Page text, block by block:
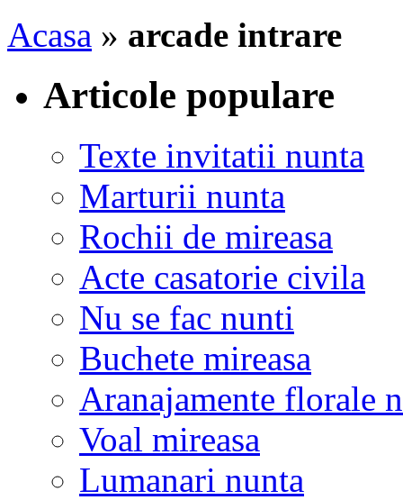
Acasa » arcade intrare
Articole populare
Texte invitatii nunta
Marturii nunta
Rochii de mireasa
Acte casatorie civila
Nu se fac nunti
Buchete mireasa
Aranajamente florale
Voal mireasa
Lumanari nunta